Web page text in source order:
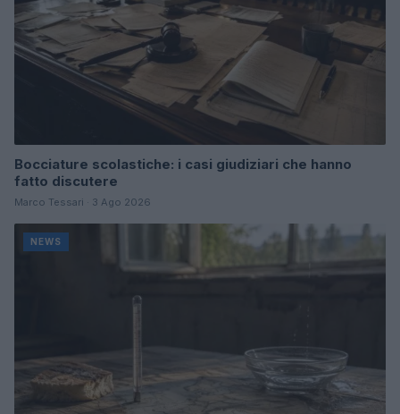
Bocciature scolastiche: i casi giudiziari che hanno
fatto discutere
Marco Tessari · 3 Ago 2026
NEWS